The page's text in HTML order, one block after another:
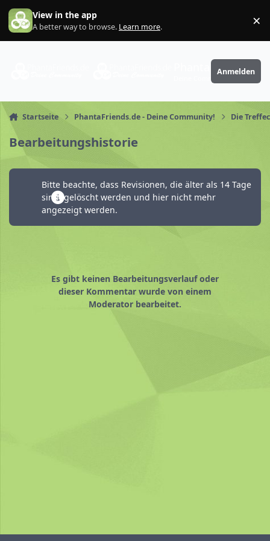
Zum Inhalt springen
View in the app
A better way to browse. Learn more. ×
PhantaFriends.de
Anmelden
Startseite PhantaFriends.de - Deine Community! Die
Bearbeitungshistorie
Bitte beachte, dass Revisionen, die älter als 14 Tage
sind, gelöscht werden und hier nicht mehr
angezeigt werden.
Es gibt keinen Bearbeitungsverlauf oder
dieser Kommentar wurde von einem
Moderator bearbeitet.